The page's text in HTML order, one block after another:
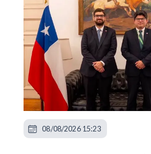
08/08/2026 15:23